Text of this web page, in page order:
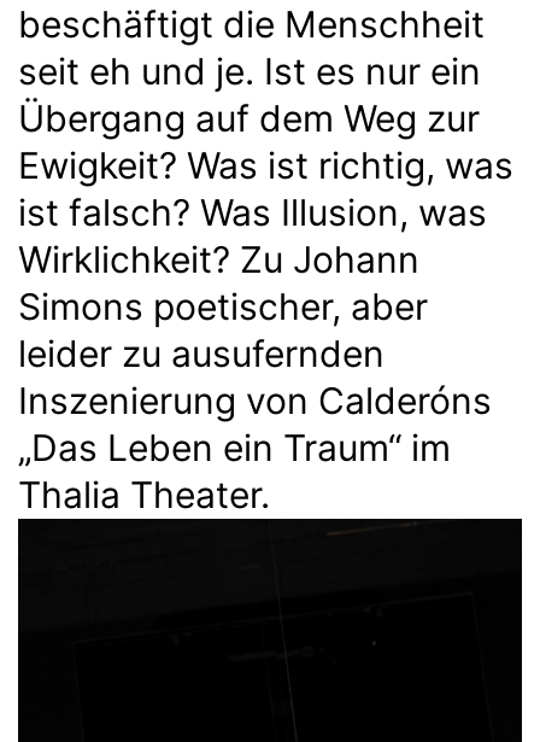
beschäftigt die Menschheit
seit eh und je. Ist es nur ein
Übergang auf dem Weg zur
Ewigkeit? Was ist richtig, was
ist falsch? Was Illusion, was
Wirklichkeit? Zu Johann
Simons poetischer, aber
leider zu ausufernden
Inszenierung von Calderóns
„Das Leben ein Traum“ im
Thalia Theater.